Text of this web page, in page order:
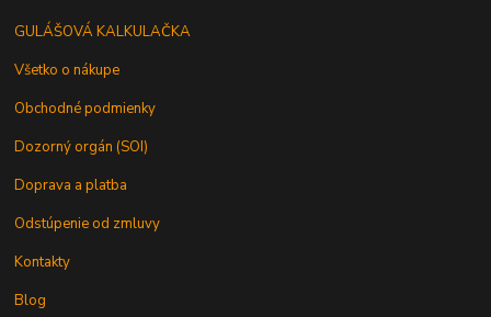
GULÁŠOVÁ KALKULAČKA
Všetko o nákupe
Obchodné podmienky
Dozorný orgán (SOI)
Doprava a platba
Odstúpenie od zmluvy
Kontakty
Blog